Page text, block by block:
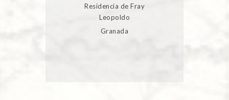
Residencia de Fray
Leopoldo
Granada